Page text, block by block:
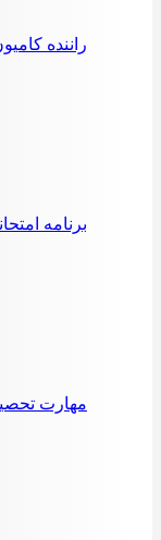
راننده
برنامه
مهارت